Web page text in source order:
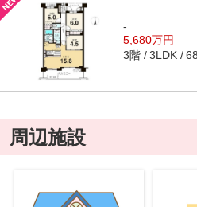
-
5,680万円
3階 3LDK
周辺施設